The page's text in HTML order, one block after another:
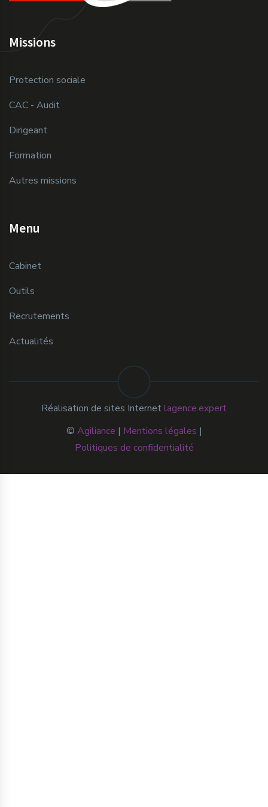
Missions
Protection sociale
CAC - Audit
Dirigeant
Formation
Autres missions
Menu
Cabinet
Outils
Recrutements
Actualités
© Agiliance | Mentions légales |
Politiques de confidentialité
Réalisation de sites Internetlagence.expert